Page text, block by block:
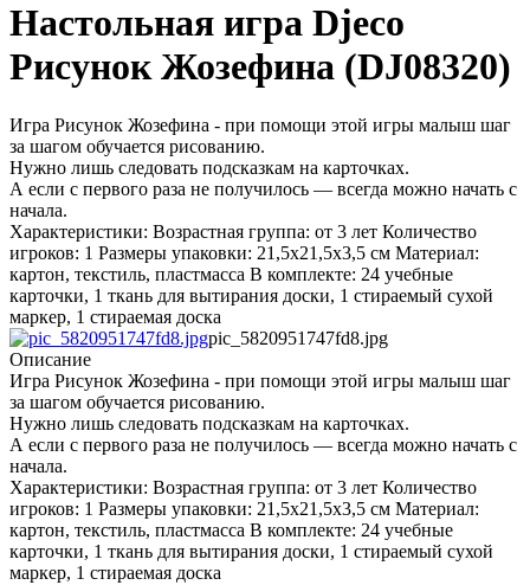
Настольная игра Djeco
Рисунок Жозефина (DJ08320)
Игра Рисунок Жозефина - при помощи этой игры малыш шаг
за шагом обучается рисованию.
Нужно лишь следовать подсказкам на карточках.
А если с первого раза не получилось — всегда можно начать с
начала.
Характеристики: Возрастная группа: от 3 лет Количество
игроков: 1 Размеры упаковки: 21,5х21,5х3,5 см Материал:
картон, текстиль, пластмасса В комплекте: 24 учебные
карточки, 1 ткань для вытирания доски, 1 стираемый сухой
маркер, 1 стираемая доска
pic_5820951747fd8.jpg
Описание
Игра Рисунок Жозефина - при помощи этой игры малыш шаг
за шагом обучается рисованию.
Нужно лишь следовать подсказкам на карточках.
А если с первого раза не получилось — всегда можно начать с
начала.
Характеристики: Возрастная группа: от 3 лет Количество
игроков: 1 Размеры упаковки: 21,5х21,5х3,5 см Материал:
картон, текстиль, пластмасса В комплекте: 24 учебные
карточки, 1 ткань для вытирания доски, 1 стираемый сухой
маркер, 1 стираемая доска